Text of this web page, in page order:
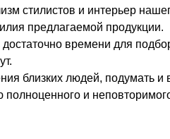
стилистов и интерьер
предлагаемой продукции.
достаточно времени для
близких людей, подумать и
и